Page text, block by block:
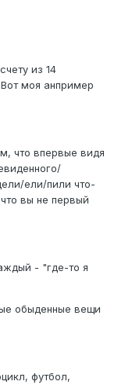
из 14
моя анпример
что впервые видя
ели/пили что-
вы не первый
- "где-то я
обыденные вещи
футбол,